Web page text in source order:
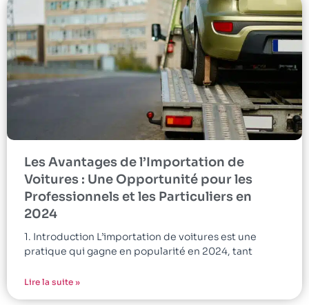
Les Avantages de l’Importation de
Voitures : Une Opportunité pour les
Professionnels et les Particuliers en
2024
1. Introduction L’importation de voitures est une
pratique qui gagne en popularité en 2024, tant
Lire la suite »